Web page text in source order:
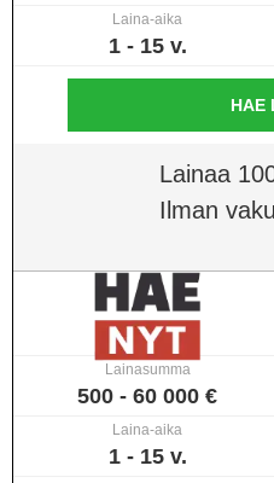
Laina-aika
1 - 15 v.
HAE
Lainaa
Ilman
Lainasumma
500 - 60 000 €
Laina-aika
1 - 15 v.